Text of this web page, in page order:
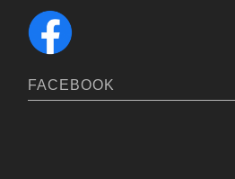
FACEBOOK